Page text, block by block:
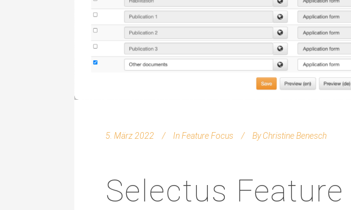
5. März 2022 InFeature Focus By Christine Benesch
Selectus Feature